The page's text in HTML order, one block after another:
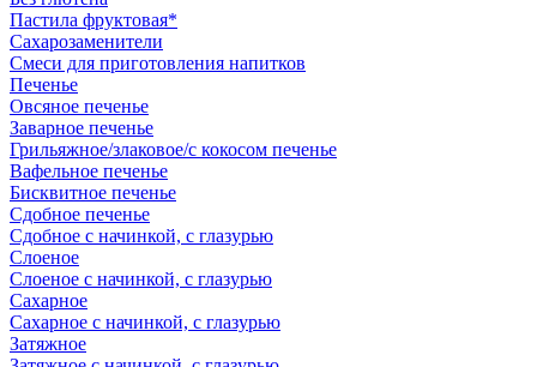
Пастила фруктовая*
Сахарозаменители
Смеси для приготовления напитков
Печенье
Овсяное печенье
Заварное печенье
Грильяжное/злаковое/с кокосом печенье
Вафельное печенье
Бисквитное печенье
Сдобное печенье
Сдобное с начинкой, с глазурью
Слоеное
Слоеное с начинкой, с глазурью
Сахарное
Сахарное с начинкой, с глазурью
Затяжное